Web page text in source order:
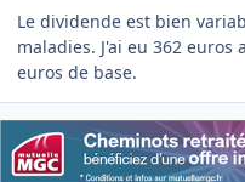
Le dividende est bien
maladies. J'ai eu 362
euros de base.